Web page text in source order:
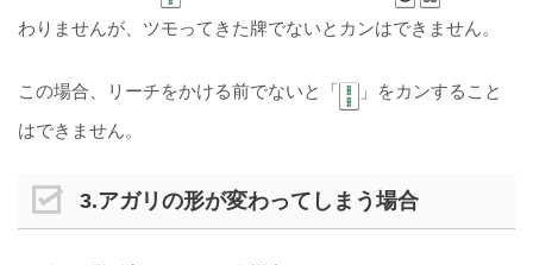
わりませんが、ツモってきた牌でないとカンはできません。
この場合、リーチをかける前でないと「
」をカンすること
はできません。
3.アガリの形が変わってしまう場合